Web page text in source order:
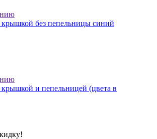
без пепельницы синий
и пепельницей (цвета в